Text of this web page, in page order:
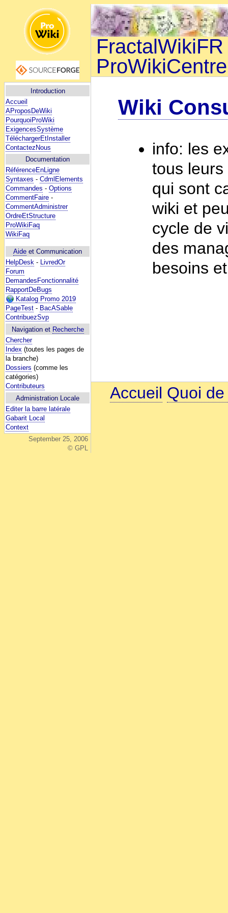
Introduction
Accueil
AProposDeWiki
PourquoiProWiki
ExigencesSystème
TéléchargerEtInstaller
ContactezNous
Documentation
RéférenceEnLigne
Syntaxes - CdmlElements
Commandes - Options
CommentFaire -
CommentAdministrer
OrdreEtStructure
ProWikiFaq
WikiFaq
Aide et Communication
HelpDesk - LivredOr
Forum
DemandesFonctionnalité
RapportDeBugs
Katalog Promo 2019
PageTest - BacASable
ContribuezSvp
Navigation et Recherche
Chercher
Index (toutes les pages de
la branche)
Dossiers (comme les
catégories)
Contributeurs
Administration Locale
Editer la barre latérale
Gabarit Local
Context
September 25, 2006
© GPL
FractalWikiFR
ProWikiCentre
Wiki
info: les
tous
qui sont
wiki et
cycle de
des
besoins
Accueil Quoi